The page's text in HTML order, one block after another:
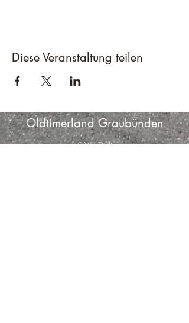
Diese Veranstaltung teilen
Oldtimerland Graubünden
2 Via Tödi